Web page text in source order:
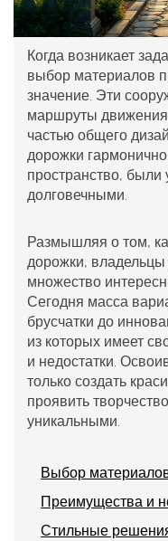
Когда возникает
выбор материалов
значение. Эти
маршруты
частью общего
дорожки
пространство,
долговечными.
Размышляя о том,
дорожки, владельцы
множество
Сегодня масса
брусчатки до
из которых имеет
и недостатки.
только создать
проявить
уникальными.
Выбор
Преимущества и
Стильные